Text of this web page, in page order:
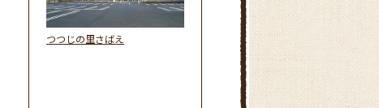
つつじの里さばえ